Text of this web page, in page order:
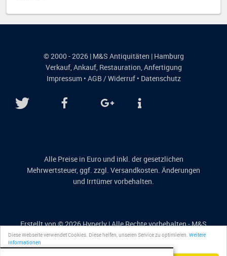
Diese Webseite verwendet Cookies. Diese helfen, unseren Service zu optimieren. Weitere
Informationen
© 2000 - 2026 | M&S Antiquitäten | Hamburg
Verkauf,Ankauf, Restauration,Anfertigung
Impressum• AGB / Widerruf• Datenschutz
Alle Preise in Euro und inkl. der gesetzlichen
Mehrwertsteuer, ggf. zzgl. Versandkosten. Änderungen
und Irrtümer vorbehalten.
Erstellt von © 2026Hyperly| Alle Rechte vorbehalten - M&S
Antiquitäten